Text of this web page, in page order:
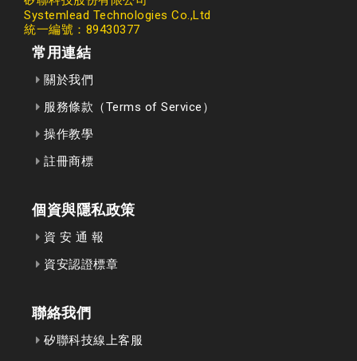
Systemlead Technologies Co.,Ltd
統一編號：89430377
常用連結
關於我們
服務條款（Terms of Service）
操作教學
註冊商標
個資與隱私政策
資 安 通 報
資安認證標章
聯絡我們
矽聯科技線上客服